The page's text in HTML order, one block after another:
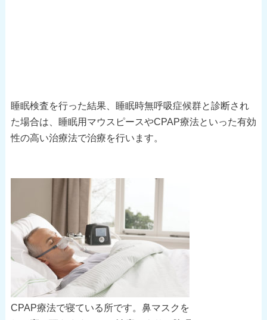
睡眠検査を行った結果、睡眠時無呼吸症候群と診断され
た場合は、睡眠用マウスピースやCPAP療法といった有効
性の高い治療法で治療を行います。
CPAP療法で寝ている所です。鼻マスクを